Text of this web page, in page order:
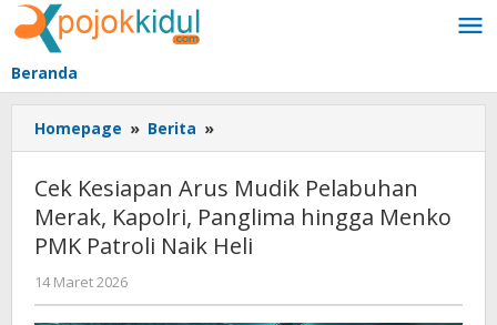
Lewati
ke
konten
Beranda
Homepage » Berita »
Kesiapan
Mudik
Pelabuhan
Merak,
hingga
Cek Kesiapan Arus Mudik Pelabuhan
Merak, Kapolri, Panglima hingga Menko
PMK Patroli Naik Heli
14 Maret 2026
BangAdmin